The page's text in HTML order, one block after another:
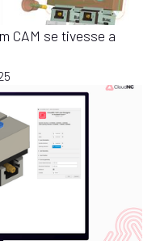
CAM se tivesse a